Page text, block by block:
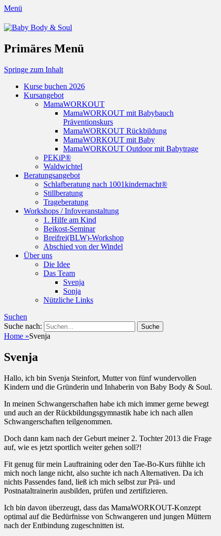
Menü
Baby Body & Soul
Primäres Menü
Springe zum Inhalt
Kurse buchen 2026
Kursangebot
MamaWORKOUT
MamaWORKOUT mit Babybauch
Präventionskurs
MamaWORKOUT Rückbildung
MamaWORKOUT mit Baby
MamaWORKOUT Outdoor mit Babytrage
PEKiP®
Waldwichtel
Beratungsangebot
Schlafberatung nach 1001kindernacht®
Stillberatung
Trageberatung
Workshops / Infoveranstaltung
1. Hilfe am Kind
Beikost-Seminar
Breifrei(BLW)-Workshop
Abschied von der Windel
Über uns
Die Idee
Das Team
Svenja
Sonja
Nützliche Links
Suchen
Suche nach:
Home »Svenja
Svenja
Hallo, ich bin Svenja Steinfort, Mutter von fünf wundervollen
Kindern und die Gründerin und Inhaberin von Baby Body & Soul.
In meinen Schwangerschaften habe ich mich immer gerne bewegt
und auch an der Rückbildungsgymnastik habe ich nach allen
Schwangerschaften teilgenommen.
Doch dann kam nach der Geburt meiner 2. Tochter 2013 die Frage
auf, wie es jetzt sportlich weiter gehen soll?!
Fit genug für mein Lauftraining oder den Tae-Bo-Kurs fühlte ich
mich noch lange nicht, also suchte ich nach Alternativen. Da ich
nichts Passendes fand, ließ ich mich selbst zur Prä- und
Postnataltrainerin ausbilden, prüfen und zertifizieren.
Ich bin davon überzeugt, dass das MamaWORKOUT-Konzept
optimal auf die Bedürfnisse von Schwangeren und jungen Müttern
nach der Entbindung zugeschnitten ist.